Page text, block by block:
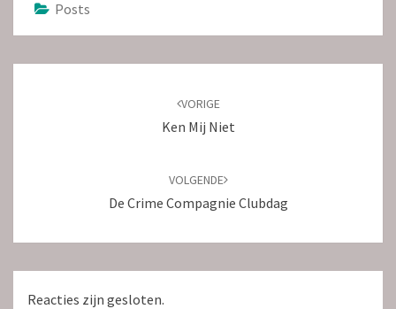
Posts
VORIGE
Ken Mij Niet
VOLGENDE
De Crime Compagnie Clubdag
Reacties zijn gesloten.